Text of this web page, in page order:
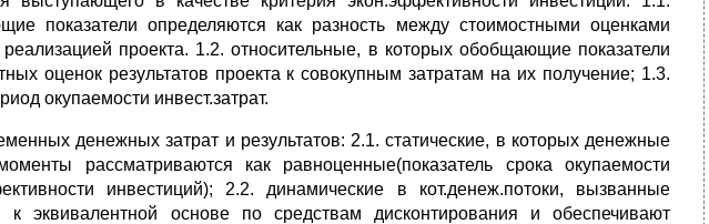
показатели определяются как разность между стоимостными оценками
реализацией проекта. 1.2. относительные, в которых обобщающие показатели
оценок результатов проекта к совокупным затратам на их получение; 1.3.
окупаемости инвест.затрат.
денежных затрат и результатов: 2.1. статические, в которых денежные
рассматриваются как равноценные(показатель срока окупаемости
инвестиций); 2.2. динамические в кот.денеж.потоки, вызванные
к эквивалентной основе по средствам дисконтирования и обеспечивают